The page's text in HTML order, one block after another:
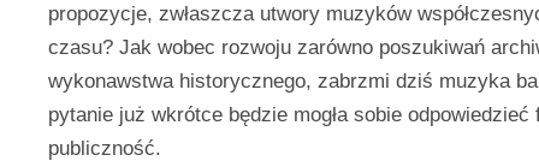
propozycje, zwłaszcza utwory muzyków
czasu? Jak wobec rozwoju zarówno poszukiwań
wykonawstwa historycznego, zabrzmi dziś muzyka
pytanie już wkrótce będzie mogła sobie odpowiedzieć
publiczność.